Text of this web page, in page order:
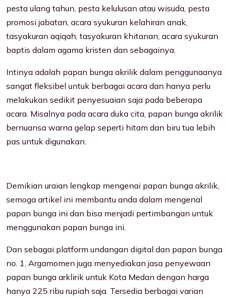
pesta ulang tahun, pesta kelulusan atau wisuda, pesta
promosi jabatan, acara syukuran kelahiran anak,
tasyakuran aqiqah, tasyakuran khitanan, acara syukuran
baptis dalam agama kristen dan sebagainya.
Intinya adalah papan bunga akrilik dalam penggunaanya
sangat fleksibel untuk berbagai acara dan hanya perlu
melakukan sedikit penyesuaian saja pada beberapa
acara. Misalnya pada acara duka cita, papan bunga akrilik
bernuansa warna gelap seperti hitam dan biru tua lebih
pas untuk digunakan.
Demikian uraian lengkap mengenai papan bunga akrilik,
semoga artikel ini membantu anda dalam mengenal
papan bunga ini dan bisa menjadi pertimbangan untuk
menggunakan papan bunga ini.
Dan sebagai platform undangan digital dan papan bunga
no. 1, Argamomen juga menyediakan jasa penyewaan
papan bunga arklirik untuk Kota Medan dengan harga
hanya 225 ribu rupiah saja. Tersedia berbagai varian